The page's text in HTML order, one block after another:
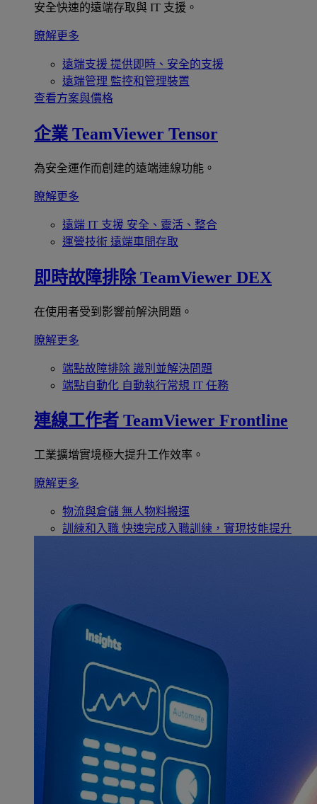
安全快速的遠端存取與 IT 支援。
瞭解更多
遠端支援 提供即時、安全的支援
遠端管理 監控和管理裝置
查看方案與價格
企業 TeamViewer Tensor
為安全運作而創建的遠端連線功能。
瞭解更多
遠端 IT 支援 安全、靈活、整合
運營技術 遠端車間存取
即時故障排除 TeamViewer DEX
在使用者受到影響前解決問題。
瞭解更多
端點故障排除 識別並解決問題
端點自動化 自動執行常規 IT 任務
連線工作者 TeamViewer Frontline
工業擴增實境極大提升工作效率。
瞭解更多
物流與倉儲 無人物料搬運
訓練和入職 快速完成入職訓練，實現技能提升